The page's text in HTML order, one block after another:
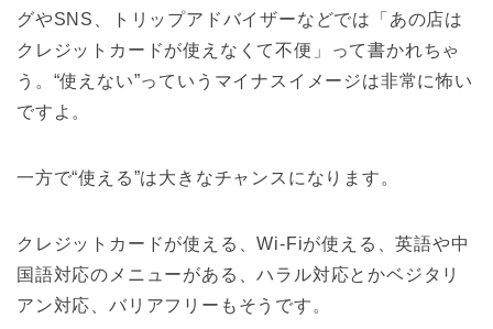
グやSNS、トリップアドバイザーなどでは「あの店は
クレジットカードが使えなくて不便」って書かれちゃ
う。“使えない”っていうマイナスイメージは非常に怖い
ですよ。
一方で“使える”は大きなチャンスになります。
クレジットカードが使える、Wi-Fiが使える、英語や中
国語対応のメニューがある、ハラル対応とかベジタリ
アン対応、バリアフリーもそうです。